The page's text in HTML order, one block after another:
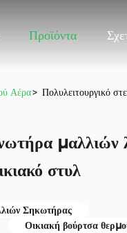
Προϊόντα
Αέρα> Πολυλειτουργικό
μαλλιών
στυλ
Σηκωτήρας
Οικιακή βούρτσα